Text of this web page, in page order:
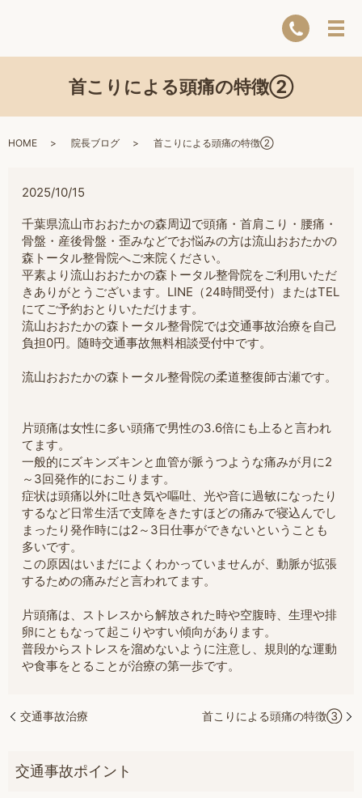
首こりによる頭痛の特徴②
HOME 院長ブログ 首こりによる頭痛の特徴②
2025/10/15
千葉県流山市おおたかの森周辺で頭痛・首肩こり・腰痛・
骨盤・産後骨盤・歪みなどでお悩みの方は流山おおたかの
森トータル整骨院へご来院ください。
平素より流山おおたかの森トータル整骨院をご利用いただ
きありがとうございます。LINE（24時間受付）またはTEL
にてご予約おとりいただけます。
流山おおたかの森トータル整骨院では交通事故治療を自己
負担0円。随時交通事故無料相談受付中です。
流山おおたかの森トータル整骨院の柔道整復師古瀬です。
片頭痛は女性に多い頭痛で男性の3.6倍にも上ると言われ
てます。
一般的にズキンズキンと血管が脈うつような痛みが月に2
～3回発作的におこります。
症状は頭痛以外に吐き気や嘔吐、光や音に過敏になったり
するなど日常生活で支障をきたすほどの痛みで寝込んでし
まったり発作時には2～3日仕事ができないということも
多いです。
この原因はいまだによくわかっていませんが、動脈が拡張
するための痛みだと言われてます。
片頭痛は、ストレスから解放された時や空腹時、生理や排
卵にともなって起こりやすい傾向があります。
普段からストレスを溜めないように注意し、規則的な運動
や食事をとることが治療の第一歩です。
交通事故治療 首こりによる頭痛の特徴③